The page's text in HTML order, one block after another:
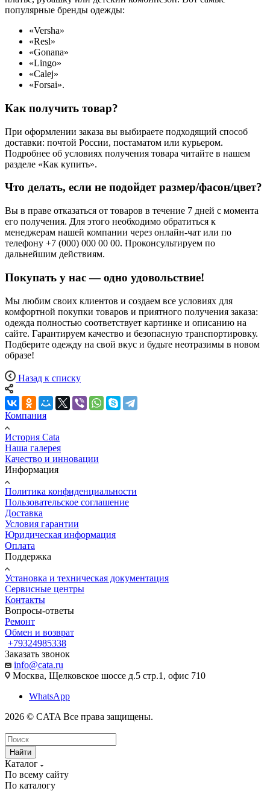
популярные бренды одежды:
«Versha»
«Resl»
«Gonana»
«Lingo»
«Calej»
«Forsai».
Как получить товар?
При оформлении заказа вы выбираете подходящий способ
доставки: почтой России, постаматом или курьером.
Подробнее об условиях получения товара читайте в нашем
разделе «Как купить».
Что делать, если не подойдет размер/фасон/цвет?
Вы в праве отказаться от товаров в течение 7 дней с момента
его получения. Для этого необходимо обратиться к
менеджерам нашей компании через онлайн-чат или по
телефону +7 (000) 000 00 00. Проконсультируем по
дальнейшим действиям.
Покупать у нас — одно удовольствие!
Мы любим своих клиентов и создаем все условиях для
комфортной покупки товаров и приятного получения заказа:
одежда полностью соответствует картинке и описанию на
сайте. Гарантируем качество и безопасную транспортировку.
Подберите одежду на свой вкус и будьте неотразимы в новом
образе!
Назад к списку
Компания
История Cata
Наша галерея
Качество и инновации
Информация
Политика конфиденциальности
Пользовательское соглашение
Доставка
Условия гарантии
Юридическая информация
Оплата
Поддержка
Установка и техническая документация
Сервисные центры
Контакты
Вопросы-ответы
Ремонт
Обмен и возврат
+79324985338
Заказать звонок
info@cata.ru
Москва, Щелковское шоссе д.5 стр.1, офис 710
WhatsApp
2026 © CATA Все права защищены.
Найти
Каталог
По всему сайту
По каталогу